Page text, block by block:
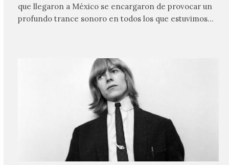
que llegaron a México se encargaron de provocar un
profundo trance sonoro en todos los que estuvimos